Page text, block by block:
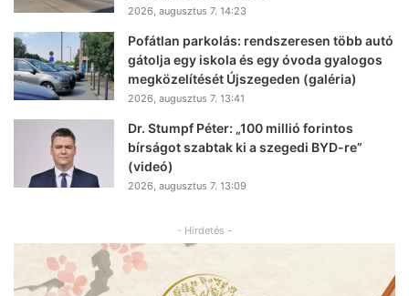
2026, augusztus 7. 14:23
Pofátlan parkolás: rendszeresen több autó
gátolja egy iskola és egy óvoda gyalogos
megközelítését Újszegeden (galéria)
2026, augusztus 7. 13:41
Dr. Stumpf Péter: „100 millió forintos
bírságot szabtak ki a szegedi BYD-re”
(videó)
2026, augusztus 7. 13:09
- Hirdetés -